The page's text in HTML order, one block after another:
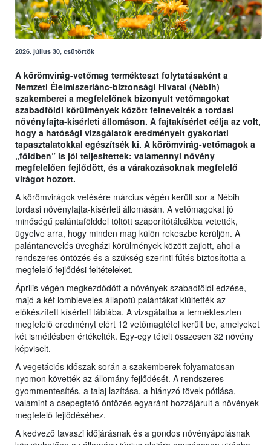
2026. július 30, csütörtök
A körömvirág-vetőmag termékteszt folytatásaként a
Nemzeti Élelmiszerlánc-biztonsági Hivatal (Nébih)
szakemberei a megfelelőnek bizonyult vetőmagokat
szabadföldi körülmények között felnevelték a tordasi
növényfajta-kísérleti állomáson. A fajtakísérlet célja az volt,
hogy a hatósági vizsgálatok eredményeit gyakorlati
tapasztalatokkal egészítsék ki. A körömvirág-vetőmagok a
„földben” is jól teljesítettek: valamennyi növény
megfelelően fejlődött, és a várakozásoknak megfelelő
virágot hozott.
A körömvirágok vetésére március végén került sor a Nébih
tordasi növényfajta-kísérleti állomásán. A vetőmagokat jó
minőségű palántafölddel töltött szaporítótálcákba vetették,
ügyelve arra, hogy minden mag külön rekeszbe kerüljön. A
palántanevelés üvegházi körülmények között zajlott, ahol a
rendszeres öntözés és a szükség szerinti fűtés biztosította a
megfelelő fejlődési feltételeket.
Április végén megkezdődött a növények szabadföldi edzése,
majd a két lombleveles állapotú palántákat kiültették az
előkészített kísérleti táblába. A vizsgálatba a termékteszten
megfelelő eredményt elért 12 vetőmagtétel került be, amelyeket
két ismétlésben értékelték. Egy-egy tételt összesen 32 növény
képviselt.
A vegetációs időszak során a szakemberek folyamatosan
nyomon követték az állomány fejlődését. A rendszeres
gyommentesítés, a talaj lazítása, a hiányzó tövek pótlása,
valamint a csepegtető öntözés egyaránt hozzájárult a növények
megfelelő fejlődéséhez.
A kedvező tavaszi időjárásnak és a gondos növényápolásnak